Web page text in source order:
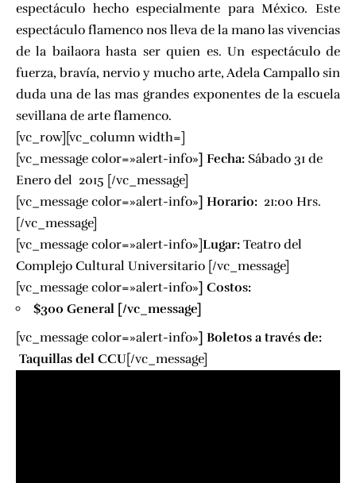
espectáculo hecho especialmente para México. Este
espectáculo flamenco nos lleva de la mano las vivencias
de la bailaora hasta ser quien es. Un espectáculo de
fuerza, bravía, nervio y mucho arte, Adela Campallo sin
duda una de las mas grandes exponentes de la escuela
sevillana de arte flamenco.
[vc_row][vc_column width=]
[vc_message color=»alert-info»] Fecha: Sábado 31 de
Enero del 2015 [/vc_message]
[vc_message color=»alert-info»] Horario: 21:00 Hrs.
[/vc_message]
[vc_message color=»alert-info»]Lugar: Teatro del
Complejo Cultural Universitario [/vc_message]
[vc_message color=»alert-info»] Costos:
$300 General [/vc_message]
[vc_message color=»alert-info»] Boletos a través de:
Taquillas del CCU[/vc_message]